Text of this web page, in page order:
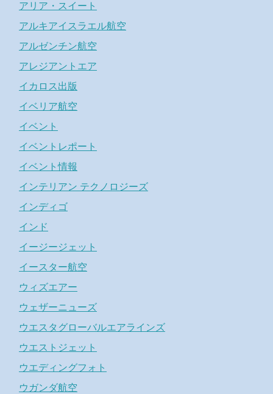
アリア・スイート
アルキアイスラエル航空
アルゼンチン航空
アレジアントエア
イカロス出版
イベリア航空
イベント
イベントレポート
イベント情報
インテリアン テクノロジーズ
インディゴ
インド
イージージェット
イースター航空
ウィズエアー
ウェザーニューズ
ウエスタグローバルエアラインズ
ウエストジェット
ウエディングフォト
ウガンダ航空